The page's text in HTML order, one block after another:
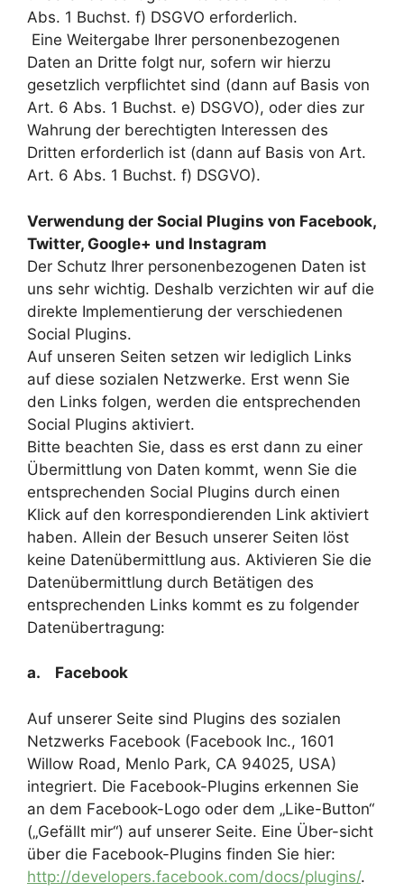
Abs. 1 Buchst. f) DSGVO erforderlich.
Eine Weitergabe Ihrer personenbezogenen
Daten an Dritte folgt nur, sofern wir hierzu
gesetzlich verpflichtet sind (dann auf Basis von
Art. 6 Abs. 1 Buchst. e) DSGVO), oder dies zur
Wahrung der berechtigten Interessen des
Dritten erforderlich ist (dann auf Basis von Art.
Art. 6 Abs. 1 Buchst. f) DSGVO).
Verwendung der Social Plugins von Facebook,
Twitter, Google+ und Instagram
Der Schutz Ihrer personenbezogenen Daten ist
uns sehr wichtig. Deshalb verzichten wir auf die
direkte Implementierung der verschiedenen
Social Plugins.
Auf unseren Seiten setzen wir lediglich Links
auf diese sozialen Netzwerke. Erst wenn Sie
den Links folgen, werden die entsprechenden
Social Plugins aktiviert.
Bitte beachten Sie, dass es erst dann zu einer
Übermittlung von Daten kommt, wenn Sie die
entsprechenden Social Plugins durch einen
Klick auf den korrespondierenden Link aktiviert
haben. Allein der Besuch unserer Seiten löst
keine Datenübermittlung aus. Aktivieren Sie die
Datenübermittlung durch Betätigen des
entsprechenden Links kommt es zu folgender
Datenübertragung:
a. Facebook
Auf unserer Seite sind Plugins des sozialen
Netzwerks Facebook (Facebook Inc., 1601
Willow Road, Menlo Park, CA 94025, USA)
integriert. Die Facebook-Plugins erkennen Sie
an dem Facebook-Logo oder dem „Like-Button“
(„Gefällt mir“) auf unserer Seite. Eine Über-sicht
über die Facebook-Plugins finden Sie hier:
http://developers.facebook.com/docs/plugins/.